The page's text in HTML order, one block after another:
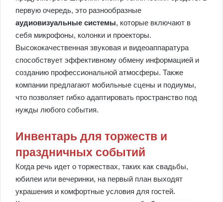
первую очередь, это разнообразные
аудиовизуальные системы, которые включают в
себя микрофоны, колонки и проекторы.
Высококачественная звуковая и видеоаппаратура
способствует эффективному обмену информацией и
созданию профессиональной атмосферы. Также
компании предлагают мобильные сцены и подиумы,
что позволяет гибко адаптировать пространство под
нужды любого события.
Инвентарь для торжеств и
праздничных событий
Когда речь идет о торжествах, таких как свадьбы,
юбилеи или вечеринки, на первый план выходят
украшения и комфортные условия для гостей.